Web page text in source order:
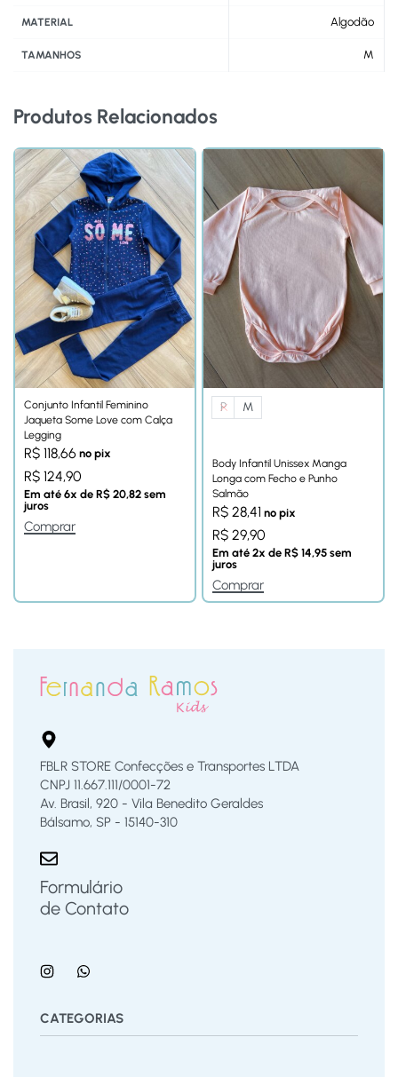
MATERIAL Algodão
TAMANHOS M
Produtos Relacionados
Conjunto Infantil Feminino
Jaqueta Some Love com Calça
Legging
R$ 118,66 no pix
R$ 124,90
Em até 6x de R$ 20,82 sem
juros
Comprar
P M
Body Infantil Unissex Manga
Longa com Fecho e Punho
Salmão
R$ 28,41 no pix
R$ 29,90
Em até 2x de R$ 14,95 sem
juros
Comprar
FBLR STORE Confecções e Transportes LTDA
CNPJ 11.667.111/0001-72
Av. Brasil, 920 - Vila Benedito Geraldes
Bálsamo, SP - 15140-310
Formulário
de Contato
CATEGORIAS